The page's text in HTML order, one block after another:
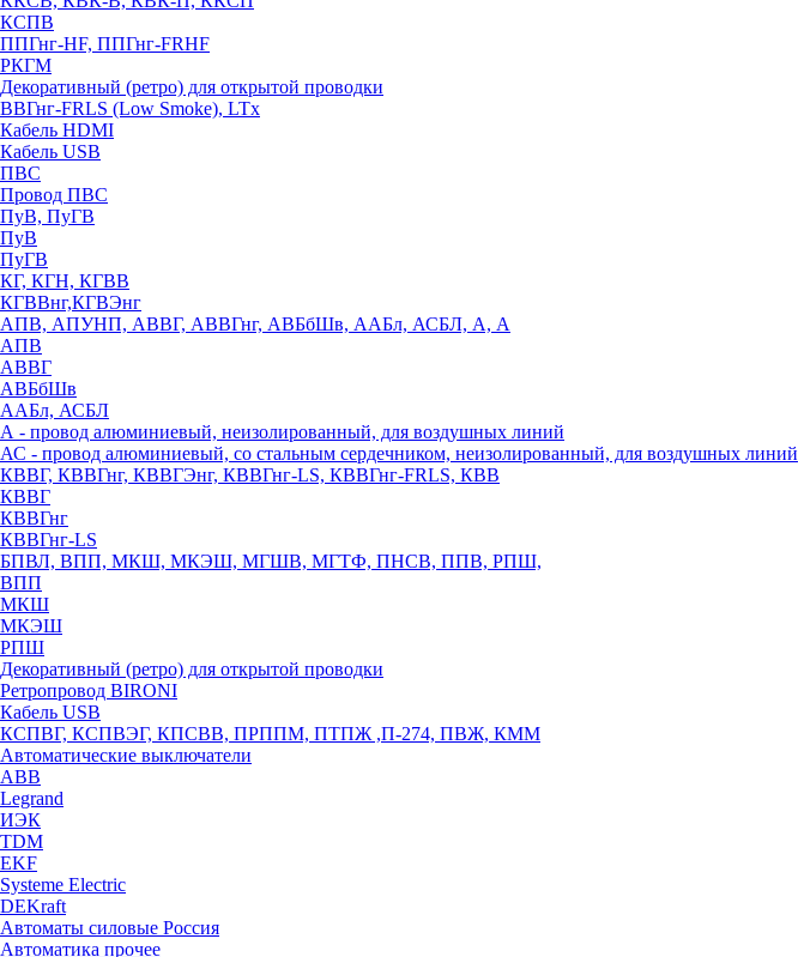
КСПВ
ППГнг-HF, ППГнг-FRHF
РКГМ
Декоративный (ретро) для открытой проводки
ВВГнг-FRLS (Low Smoke), LTx
Кабель HDMI
Кабель USB
ПВС
Провод ПВС
ПуВ, ПуГВ
ПуВ
ПуГВ
КГ, КГН, КГВВ
КГВВнг,КГВЭнг
АПВ, АПУНП, АВВГ, АВВГнг, АВБбШв, ААБл, АСБЛ, А, А
АПВ
АВВГ
АВБбШв
ААБл, АСБЛ
А - провод алюминиевый, неизолированный, для воздушных линий
АС - провод алюминиевый, со стальным сердечником, неизолированный, для воздушных линий
КВВГ, КВВГнг, КВВГЭнг, КВВГнг-LS, КВВГнг-FRLS, КВВ
КВВГ
КВВГнг
КВВГнг-LS
БПВЛ, ВПП, МКШ, МКЭШ, МГШВ, МГТФ, ПНСВ, ППВ, РПШ,
ВПП
МКШ
МКЭШ
РПШ
Декоративный (ретро) для открытой проводки
Ретропровод BIRONI
Кабель USB
КСПВГ, КСПВЭГ, КПСВВ, ПРППМ, ПТПЖ ,П-274, ПВЖ, КММ
Автоматические выключатели
ABB
Legrand
ИЭК
TDM
EKF
Systeme Electric
DEKraft
Автоматы силовые Россия
Автоматика прочее